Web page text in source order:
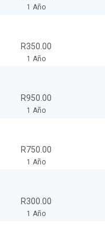
1 Año
R350.00
1 Año
R950.00
1 Año
R750.00
1 Año
R300.00
1 Año